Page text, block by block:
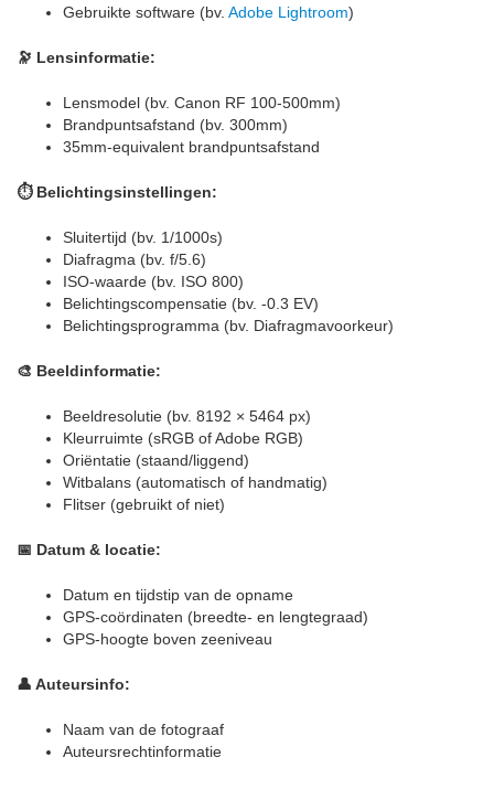
Gebruikte software (bv. Adobe Lightroom)
🔭 Lensinformatie:
Lensmodel (bv. Canon RF 100-500mm)
Brandpuntsafstand (bv. 300mm)
35mm-equivalent brandpuntsafstand
⏱️ Belichtingsinstellingen:
Sluitertijd (bv. 1/1000s)
Diafragma (bv. f/5.6)
ISO-waarde (bv. ISO 800)
Belichtingscompensatie (bv. -0.3 EV)
Belichtingsprogramma (bv. Diafragmavoorkeur)
🎨 Beeldinformatie:
Beeldresolutie (bv. 8192 × 5464 px)
Kleurruimte (sRGB of Adobe RGB)
Oriëntatie (staand/liggend)
Witbalans (automatisch of handmatig)
Flitser (gebruikt of niet)
📅 Datum & locatie:
Datum en tijdstip van de opname
GPS-coördinaten (breedte- en lengtegraad)
GPS-hoogte boven zeeniveau
👤 Auteursinfo:
Naam van de fotograaf
Auteursrechtinformatie